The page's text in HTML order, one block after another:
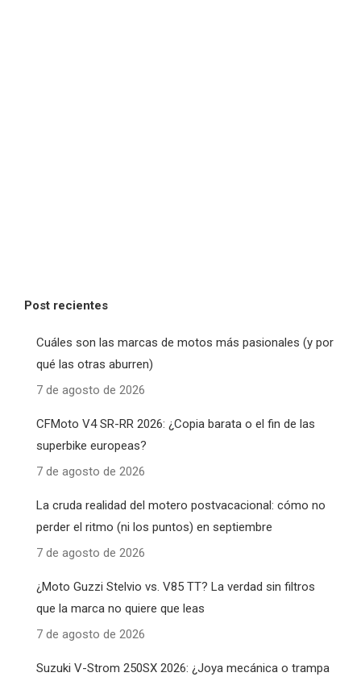
Post recientes
Cuáles son las marcas de motos más pasionales (y por
qué las otras aburren)
7 de agosto de 2026
CFMoto V4 SR-RR 2026: ¿Copia barata o el fin de las
superbike europeas?
7 de agosto de 2026
La cruda realidad del motero postvacacional: cómo no
perder el ritmo (ni los puntos) en septiembre
7 de agosto de 2026
¿Moto Guzzi Stelvio vs. V85 TT? La verdad sin filtros
que la marca no quiere que leas
7 de agosto de 2026
Suzuki V-Strom 250SX 2026: ¿Joya mecánica o trampa